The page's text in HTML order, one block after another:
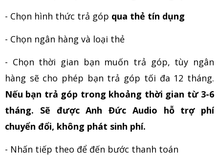
- Chọn hình thức trả góp qua thẻ tín dụng
- Chọn ngân hàng và loại thẻ
- Chọn thời gian bạn muốn trả góp, tùy ngân
hàng sẽ cho phép bạn trả góp tối đa 12 tháng.
Nếu bạn trả góp trong khoảng thời gian từ 3-6
tháng. Sẽ được Anh Đức Audio hỗ trợ phí
chuyển đổi, không phát sinh phí.
- Nhấn tiếp theo để đến bước thanh toán